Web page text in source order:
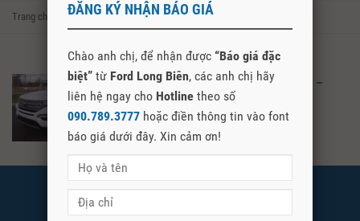
Trang chủ Posts Tagged "giá xe ford ninh bình"
BẢNG GIÁ XE FORD TẠI NINH BÌNH –
FORD LONG BIÊN
ĐĂNG KÝ NHẬN BÁO GIÁ
Chào anh chị, để nhận được “Báo giá đặc
biệt” từ Ford Long Biên, các anh chị hãy
liên hệ ngay cho Hotline theo số
090.789.3777 hoặc điền thông tin vào font
báo giá dưới đây. Xin cảm ơn!